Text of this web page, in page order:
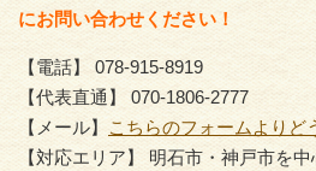
にお問い合わせください！
【電話】 078-915-8919
【代表直通】 070-1806-2777
【メール】
こちらのフォームより
【対応エリア】 明石市・神戸市を